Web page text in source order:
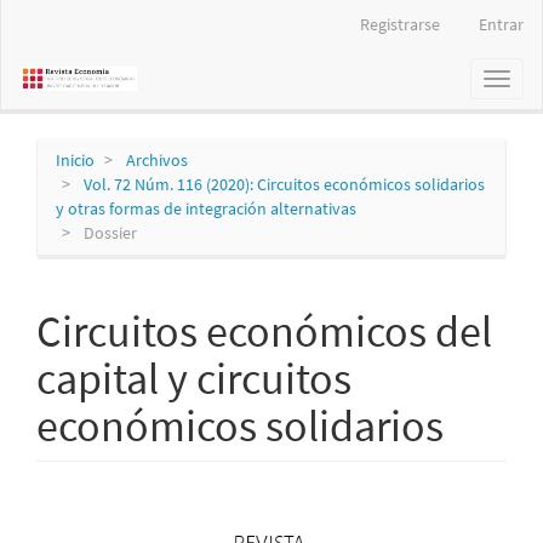
principal
Registrarse Entrar
Toggle
Inicio
Archivos
Vol. 72 Núm. 116 (2020): Circuitos económicos solidarios
y otras formas de integración alternativas
Dossier
Circuitos económicos del
capital y circuitos
económicos solidarios